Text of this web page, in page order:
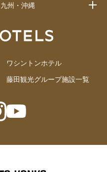
ワシントンホテル
藤田観光グループ施設一覧
九州・沖縄